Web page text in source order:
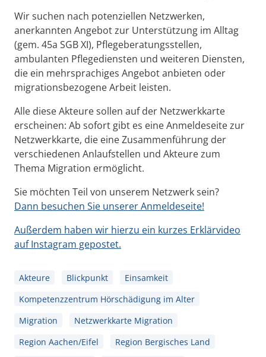
Wir suchen nach potenziellen Netzwerken,
anerkannten Angebot zur Unterstützung im Alltag
(gem. 45a SGB XI), Pflegeberatungsstellen,
ambulanten Pflegediensten und weiteren Diensten,
die ein mehrsprachiges Angebot anbieten oder
migrationsbezogene Arbeit leisten.
Alle diese Akteure sollen auf der Netzwerkkarte
erscheinen: Ab sofort gibt es eine Anmeldeseite zur
Netzwerkkarte, die eine Zusammenführung der
verschiedenen Anlaufstellen und Akteure zum
Thema Migration ermöglicht.
Sie möchten Teil von unserem Netzwerk sein?
Dann besuchen Sie unserer Anmeldeseite!
Außerdem haben wir hierzu ein kurzes Erklärvideo
auf Instagram gepostet.
Akteure Blickpunkt
Einsamkeit
Kompetenzzentrum Hörschädigung im Alter
Migration
Netzwerkkarte Migration
Region Aachen/Eifel
Region Bergisches Land